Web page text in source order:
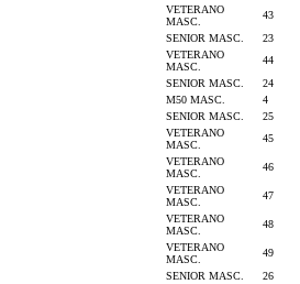
VETERANO
MASC.
43
SENIOR MASC. 23
VETERANO
MASC.
44
SENIOR MASC. 24
M50 MASC. 4
SENIOR MASC. 25
VETERANO
MASC.
45
VETERANO
MASC.
46
VETERANO
MASC.
47
VETERANO
MASC.
48
VETERANO
MASC.
49
SENIOR MASC. 26